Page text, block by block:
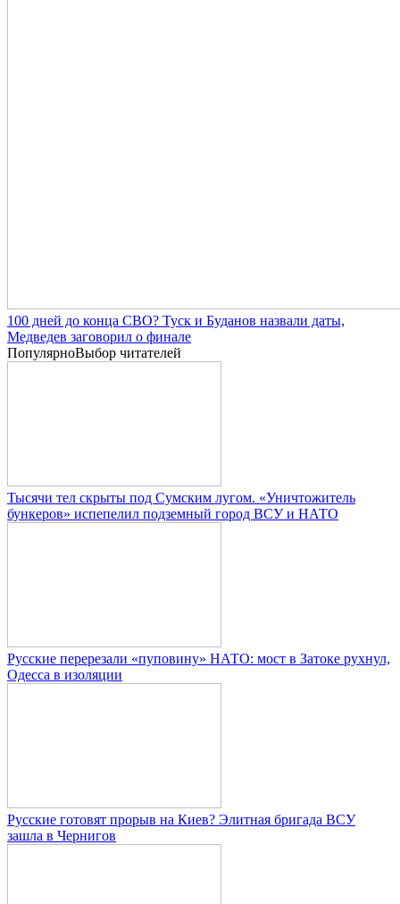
100 дней до конца СВО? Туск и Буданов назвали даты,
Медведев заговорил о финале
ПопулярноВыбор читателей
Тысячи тел скрыты под Сумским лугом. «Уничтожитель
бункеров» испепелил подземный город ВСУ и НАТО
Русские перерезали «пуповину» НАТО: мост в Затоке рухнул,
Одесса в изоляции
Русские готовят прорыв на Киев? Элитная бригада ВСУ
зашла в Чернигов